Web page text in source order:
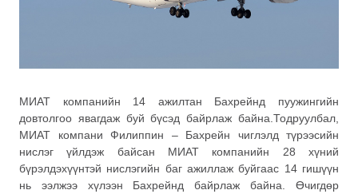
МИАТ компанийн 14 ажилтан Бахрейнд пуужингийн
довтолгоо явагдаж буй бүсэд байрлаж байна.Тодруулбал,
МИАТ компани Филиппин – Бахрейн чиглэлд түрээсийн
нислэг үйлдэж байсан МИАТ компанийн 28 хүний
бүрэлдэхүүнтэй нислэгийн баг ажиллаж буйгаас 14 гишүүн
нь ээлжээ хүлээн Бахрейнд байрлаж байна. Өчигдөр